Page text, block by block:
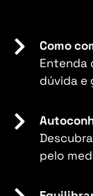
Como
Entenda
dúvida e
pelo